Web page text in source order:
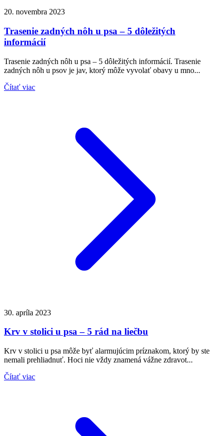
20. novembra 2023
Trasenie zadných nôh u psa – 5 dôležitých
informácií
Trasenie zadných nôh u psa – 5 dôležitých informácií. Trasenie
zadných nôh u psov je jav, ktorý môže vyvolať obavy u mno...
Čítať viac
30. apríla 2023
Krv v stolici u psa – 5 rád na liečbu
Krv v stolici u psa môže byť alarmujúcim príznakom, ktorý by ste
nemali prehliadnuť. Hoci nie vždy znamená vážne zdravot...
Čítať viac